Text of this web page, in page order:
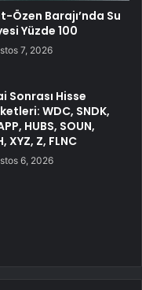
Özen Barajı’nda Su
Yüzde 100
7, 2026
Sonrası Hisse
WDC, SNDK,
HUBS, SOUN,
XYZ, Z, FLNC
6, 2026